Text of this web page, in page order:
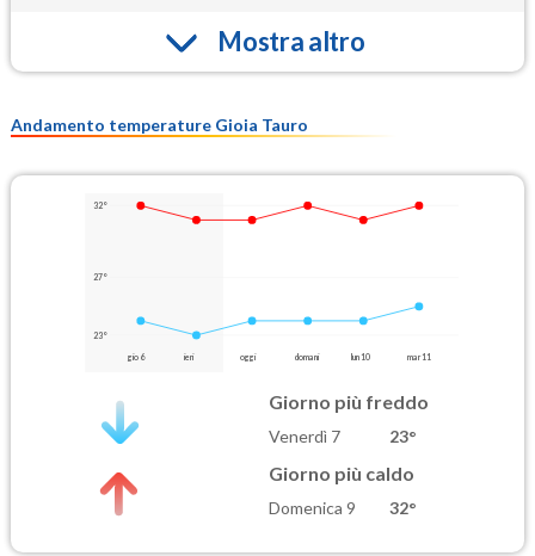
Mostra altro
Andamento temperature Gioia Tauro
32°
27°
23°
gio 6 ieri oggi domani lun 10 mar 11
Giorno più freddo
Venerdì 7 23°
Giorno più caldo
Domenica 9 32°